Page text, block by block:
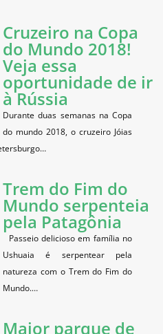
Cruzeiro na Copa
do Mundo 2018!
Veja essa
oportunidade de ir
à Rússia
Durante duas semanas na Copa
do mundo 2018, o cruzeiro Jóias
Trem do Fim do
Mundo serpenteia
pela Patagônia
Passeio delicioso em família no
Ushuaia é serpentear pela
natureza com o Trem do Fim do
Mundo.…
Maior parque de